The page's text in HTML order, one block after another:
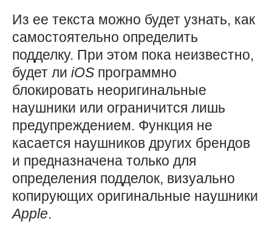
Из ее текста можно будет узнать, как
самостоятельно определить
подделку. При этом пока неизвестно,
будет ли iOS программно
блокировать неоригинальные
наушники или ограничится лишь
предупреждением. Функция не
касается наушников других брендов
и предназначена только для
определения подделок, визуально
копирующих оригинальные наушники
Apple.